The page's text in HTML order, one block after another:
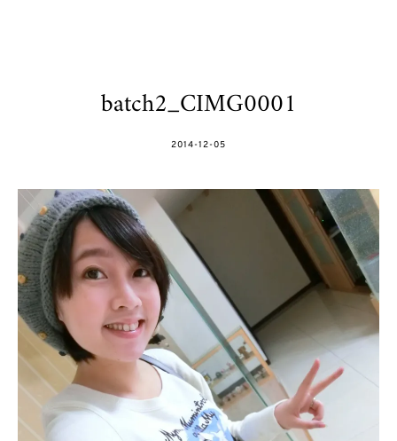
batch2_CIMG0001
POSTED
2014-12-05